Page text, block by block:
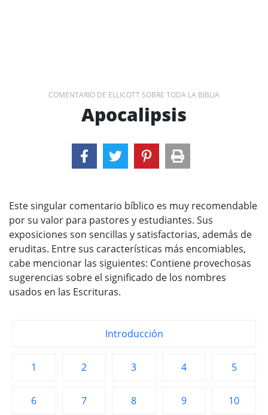
COMENTARIO DE ELLICOTT SOBRE TODA LA BIBLIA
Apocalipsis
Este singular comentario bíblico es muy recomendable
por su valor para pastores y estudiantes. Sus
exposiciones son sencillas y satisfactorias, además de
eruditas. Entre sus características más encomiables,
cabe mencionar las siguientes: Contiene provechosas
sugerencias sobre el significado de los nombres
usados en las Escrituras.
Introducción
1 2 3 4 5
6 7 8 9 10